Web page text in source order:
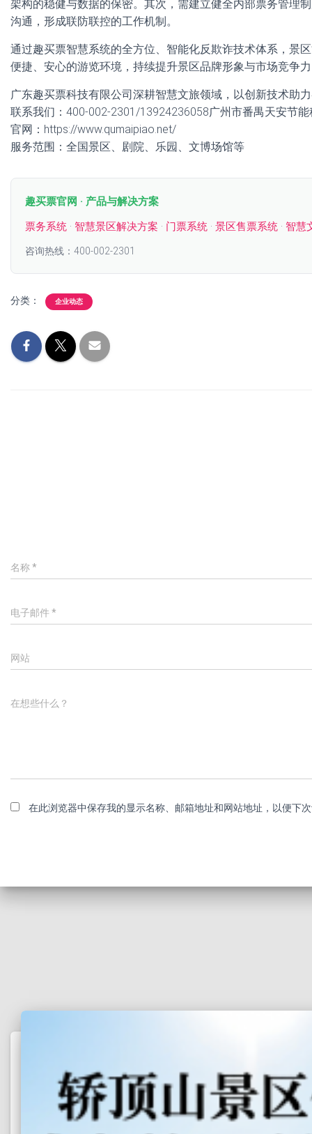
架构的稳健与数据的保密。其次，需建立健全内部票务管理
沟通，形成联防联控的工作机制。
通过趣买票智慧系统的全方位、智能化反欺诈技术体系，景
便捷、安心的游览环境，持续提升景区品牌形象与市场竞争
广东趣买票科技有限公司深耕智慧文旅领域，以创新技术助
联系我们：400-002-2301/13924236058广州市番禺天安节
官网：https://www.qumaipiao.net/
服务范围：全国景区、剧院、乐园、文博场馆等
趣买票官网 · 产品与解决方案
票务系统 · 智慧景区解决方案 · 门票系统 · 景区售票系统 · 智慧
咨询热线：400-002-2301
分类： 企业动态
名称*
电子邮件 *
网站
在想些什么？
在此浏览器中保存我的显示名称、邮箱地址和网站地址，以便下